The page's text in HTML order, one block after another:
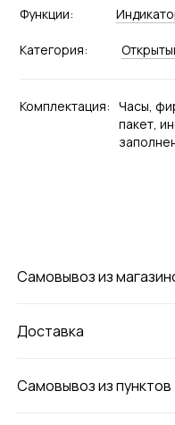
Функции:
Категория:
Комплектация: Часы,
пакет,
Самовывоз из
Доставка
Самовывоз из пунктов